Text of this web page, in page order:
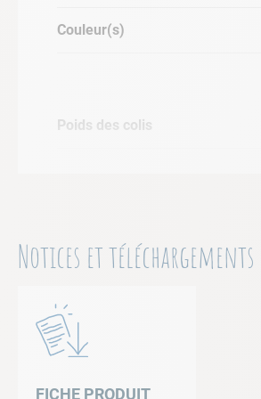
Couleur(s)
Poids des colis
Notices et téléchargements
FICHE PRODUIT